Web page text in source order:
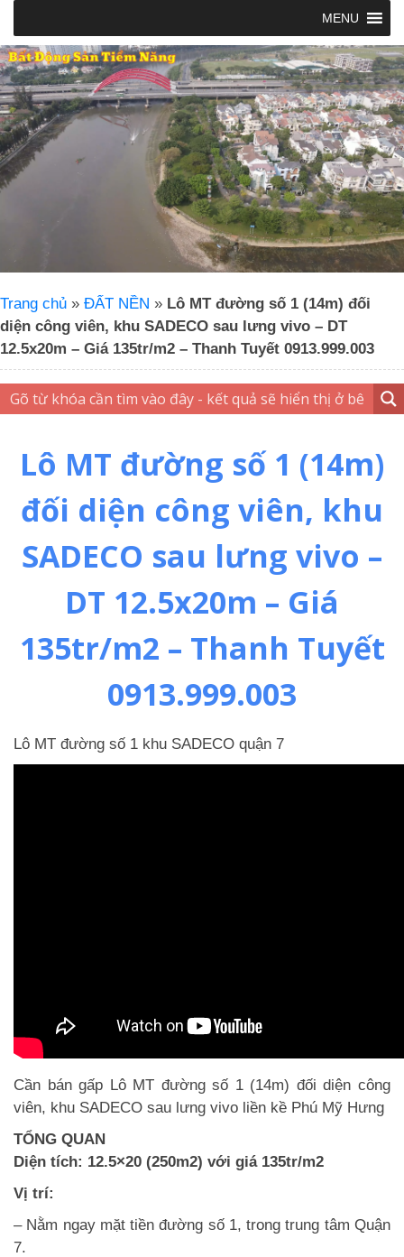
MENU
Trang chủ » ĐẤT NỀN » Lô MT đường số 1 (14m) đối
diện công viên, khu SADECO sau lưng vivo – DT
12.5x20m – Giá 135tr/m2 – Thanh Tuyết 0913.999.003
Lô MT đường số 1 (14m)
đối diện công viên, khu
SADECO sau lưng vivo –
DT 12.5x20m – Giá
135tr/m2 – Thanh Tuyết
0913.999.003
Lô MT đường số 1 khu SADECO quận 7
Cần bán gấp Lô MT đường số 1 (14m) đối diện công
viên, khu SADECO sau lưng vivo liền kề Phú Mỹ Hưng
TỔNG QUAN
Diện tích: 12.5×20 (250m2) với giá 135tr/m2
Vị trí:
– Nằm ngay mặt tiền đường số 1, trong trung tâm Quận
7.